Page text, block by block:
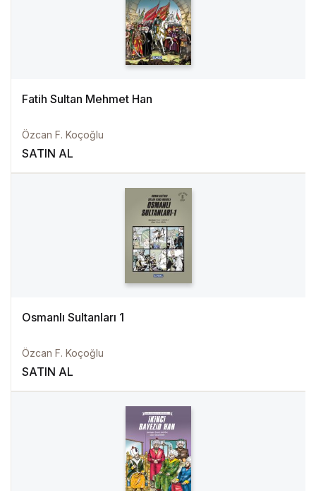
Fatih Sultan Mehmet Han
Özcan F. Koçoğlu
SATIN AL
Osmanlı Sultanları 1
Özcan F. Koçoğlu
SATIN AL